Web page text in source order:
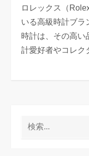
ロレックス（
いる高級時計ブ
時計は、その高い
計愛好者やコレ